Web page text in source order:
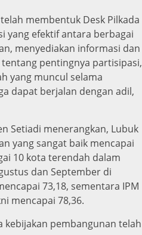
membentuk Desk Pilkada
yang efektif antara berbagai
menyediakan informasi dan
pentingnya partisipasi,
yang muncul selama
dapat berjalan dengan adil,
Setiadi menerangkan, Lubuk
yang sangat baik mencapai
10 kota terendah dalam
dan September di
73,18, sementara IPM
mencapai 78,36.
kebijakan pembangunan telah